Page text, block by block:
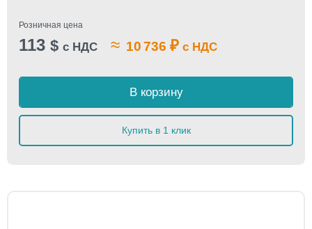
Розничная цена
113 $ с НДС ≈ 10 736 ₽ с НДС
В корзину
Купить в 1 клик